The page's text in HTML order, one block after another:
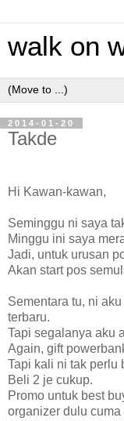
walk on
2014-01-20
Takde
Hi Kawan-kawan,
Seminggu ni saya
Minggu ini saya
Jadi, untuk urusan
Akan start pos
Sementara tu, ni
terbaru.
Tapi segalanya aku
Again, gift
Tapi kali ni tak perlu
Beli 2 je cukup.
Promo untuk best
organizer dulu